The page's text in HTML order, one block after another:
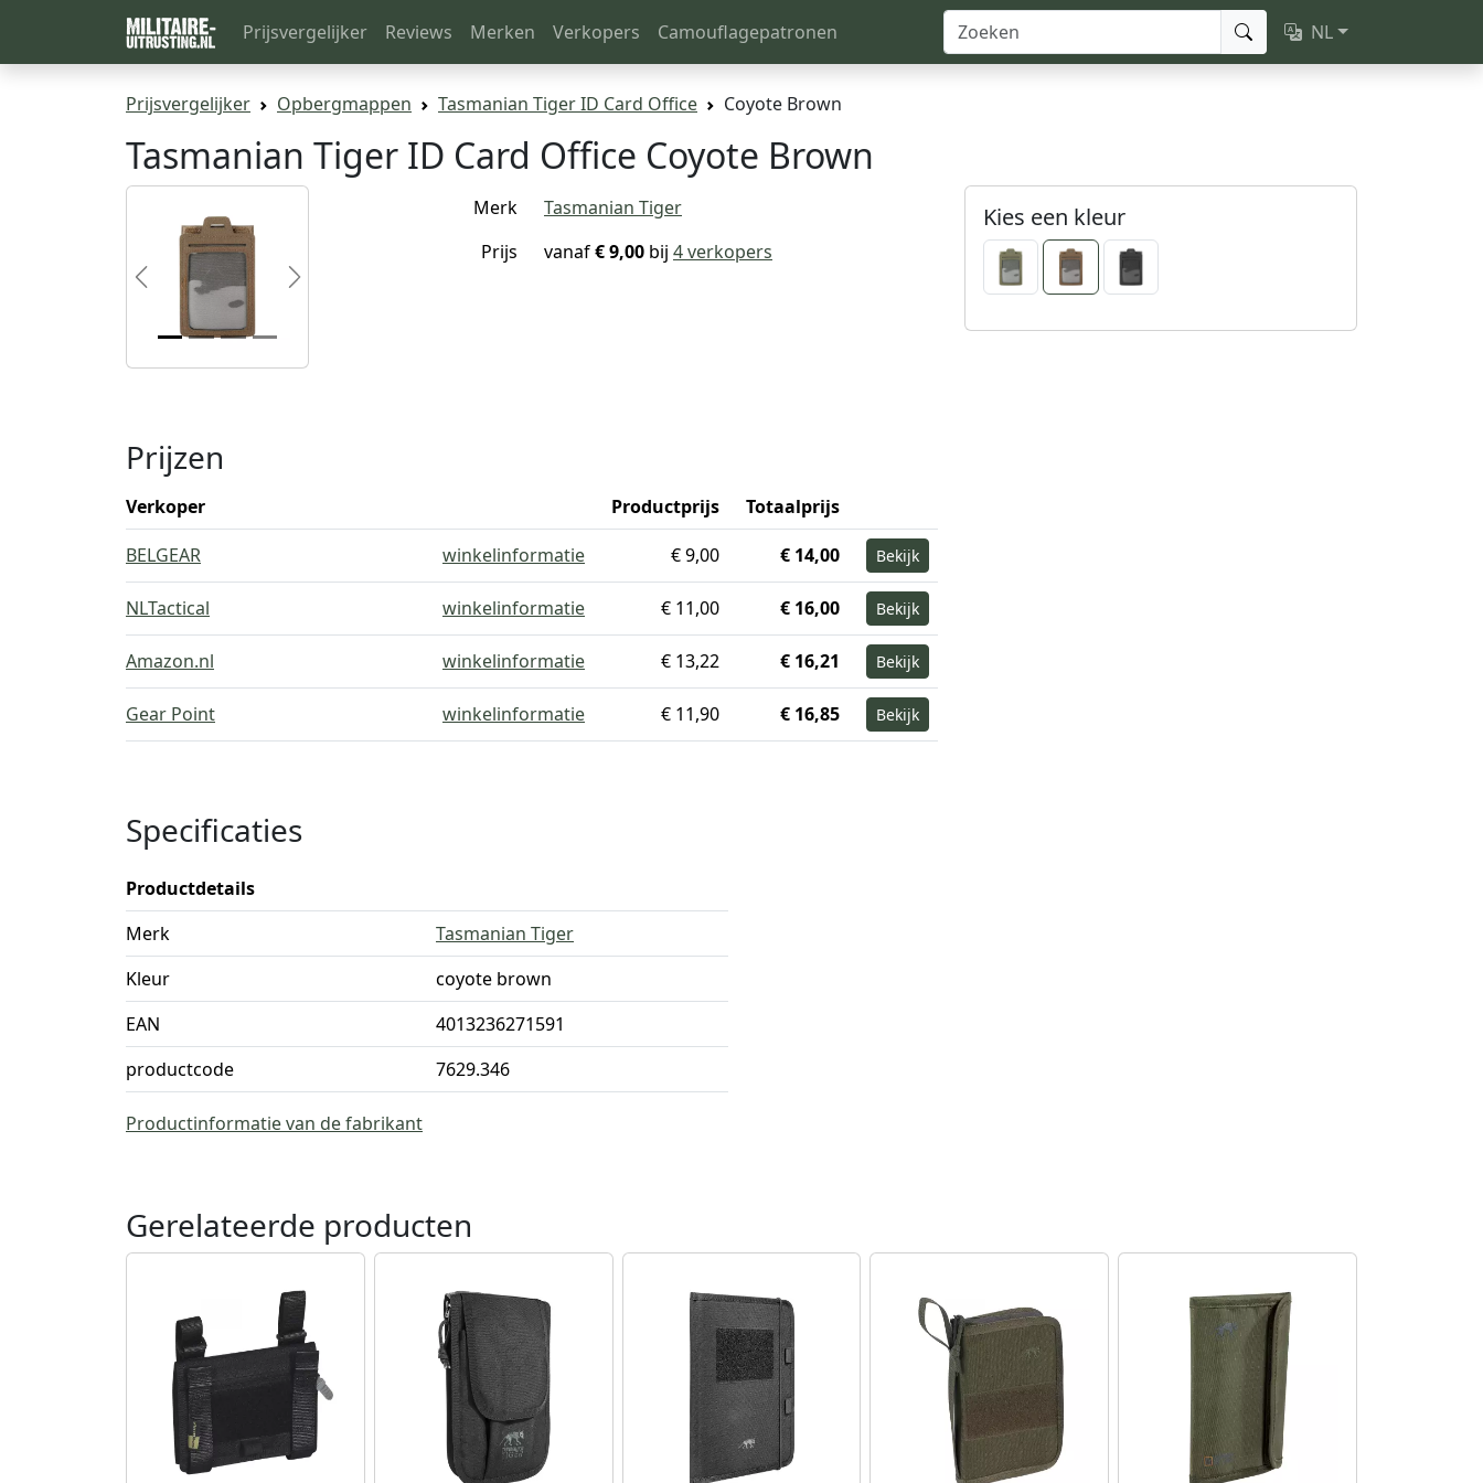
Prijsvergelijker Reviews Merken Verkopers Camouflagepatronen NL
Prijsvergelijker Opbergmappen Tasmanian Tiger ID Card Office Coyote Brown
Tasmanian Tiger ID Card Office Coyote Brown
Previous Next
Merk
Tasmanian Tiger
Prijs
vanaf€ 9,00 bij 4 verkopers
Kies een kleur
Prijzen
Verkoper Productprijs
Totaalprijs
BELGEAR
winkelinformatie € 9,00 € 14,00 Bekijk
NLTactical winkelinformatie € 11,00 € 16,00 Bekijk
Amazon.nl winkelinformatie € 13,22 € 16,21 Bekijk
Gear Point winkelinformatie € 11,90 € 16,85 Bekijk
Specificaties
Productdetails
Merk
Tasmanian Tiger
Kleur
coyote brown
EAN
4013236271591
productcode
7629.346
Productinformatie van de fabrikant
Gerelateerde producten